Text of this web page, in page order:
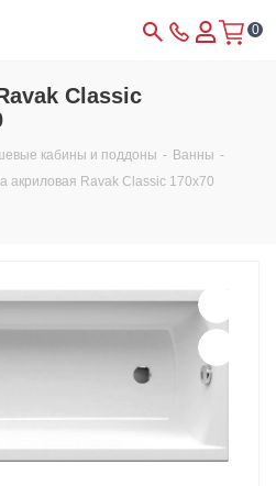
0
Classic
кабины и поддоны - Ванны -
акриловая Ravak Classic 170x70